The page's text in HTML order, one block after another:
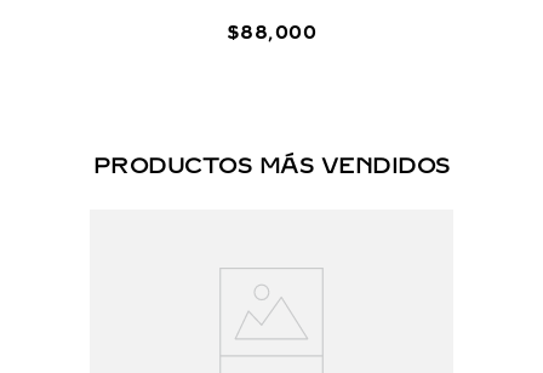
$88,000
PRODUCTOS MÁS VENDIDOS